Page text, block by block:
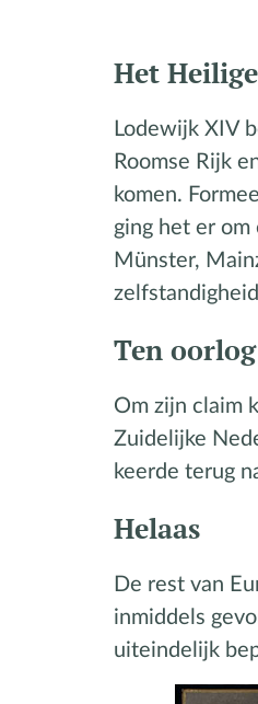
Het
Lodewijk XIV
Roomse Rijk
komen.
ging het er
Münster,
Ten
Om zijn claim
Zuidelijke
keerde terug
Helaas
De rest van
inmiddels
uiteindelijk